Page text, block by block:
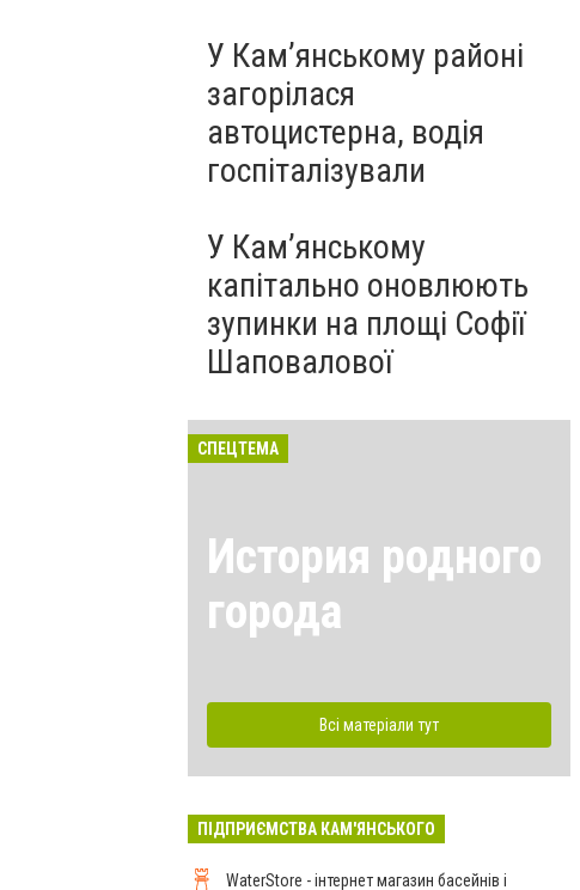
У Кам’янському районі
загорілася
автоцистерна, водія
госпіталізували
У Кам’янському
капітально оновлюють
зупинки на площі Софії
Шаповалової
СПЕЦТЕМА
История родного
города
Всі матеріали тут
ПІДПРИЄМСТВА КАМ'ЯНСЬКОГО
WaterStore - інтернет магазин басейнів і